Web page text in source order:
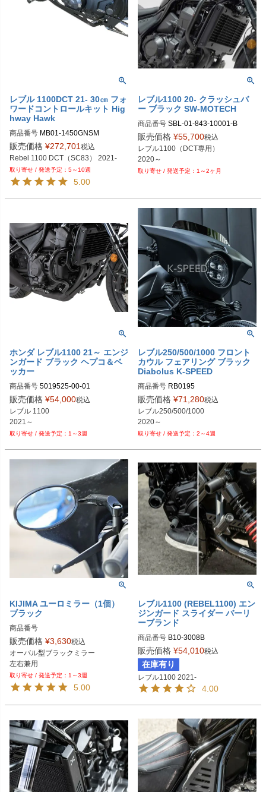
レブル 1100DCT 21- 30㎝ フォ
ワードコントロールキット Hig
hway Hawk
商品番号 MB01-1450GNSM
MB01-1450GNSM-CH： クローム
MB01-1450GNSM-GB：グロスブラ
MB01-1450GNSM-MB：マットブラ
ック
販売価格 ¥272,701 税込
Rebel 1100 DCT（SC83） 2021-
5～10週
5.00
レブル1100 20- クラッシュバ
ー ブラック SW-MOTECH
商品番号 SBL-01-843-10001-B
旧型番：SBL-01-843-10000-B
販売価格 ¥55,700税込
レブル1100（DCT専用）
2020～
1～2ヶ月
ホンダ レブル1100 21～ エンジ
ンガード ブラック ヘプコ＆ベ
ッカー
商品番号 5019525-00-01
PLOT品番：5019525-0001
販売価格 ¥54,000税込
レブル 1100
2021～
1～3週
レブル250/500/1000 フロント
カウル フェアリング ブラック
Diabolus K-SPEED
商品番号 RB0195
販売価格 ¥71,280税込
レブル250/500/1000
2～4週
KIJIMA ユーロミラー（1個）
ブラック
商品番号
販売価格 ¥3,630税込
オーバル型ブラックミラー
左右兼用
1～3週
5.00
レブル1100 (REBEL1100) エン
ジンガード スライダー バーリ
ーブランド
商品番号 B10-3008B
販売価格 ¥54,010税込
在庫有り
レブル1100 2021-
4.00